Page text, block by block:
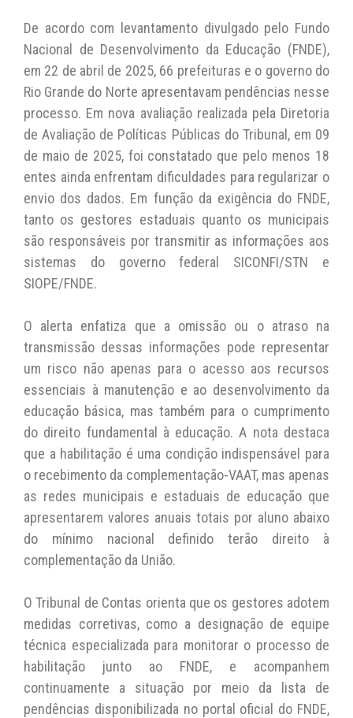
De acordo com levantamento divulgado pelo Fundo
Nacional de Desenvolvimento da Educação (FNDE),
em 22 de abril de 2025, 66 prefeituras e o governo do
Rio Grande do Norte apresentavam pendências nesse
processo. Em nova avaliação realizada pela Diretoria
de Avaliação de Políticas Públicas do Tribunal, em 09
de maio de 2025, foi constatado que pelo menos 18
entes ainda enfrentam dificuldades para regularizar o
envio dos dados. Em função da exigência do FNDE,
tanto os gestores estaduais quanto os municipais
são responsáveis por transmitir as informações aos
sistemas do governo federal SICONFI/STN e
SIOPE/FNDE.
O alerta enfatiza que a omissão ou o atraso na
transmissão dessas informações pode representar
um risco não apenas para o acesso aos recursos
essenciais à manutenção e ao desenvolvimento da
educação básica, mas também para o cumprimento
do direito fundamental à educação. A nota destaca
que a habilitação é uma condição indispensável para
o recebimento da complementação-VAAT, mas apenas
as redes municipais e estaduais de educação que
apresentarem valores anuais totais por aluno abaixo
do mínimo nacional definido terão direito à
complementação da União.
O Tribunal de Contas orienta que os gestores adotem
medidas corretivas, como a designação de equipe
técnica especializada para monitorar o processo de
habilitação junto ao FNDE, e acompanhem
continuamente a situação por meio da lista de
pendências disponibilizada no portal oficial do FNDE,